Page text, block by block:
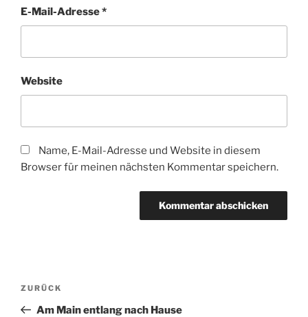
E-Mail-Adresse*
Website
Name, E-Mail-Adresse und Website in diesem
Browser für meinen nächsten Kommentar speichern.
Beitragsnavigation
Vorheriger
Beitrag
ZURÜCK
Am Main entlang nach Hause